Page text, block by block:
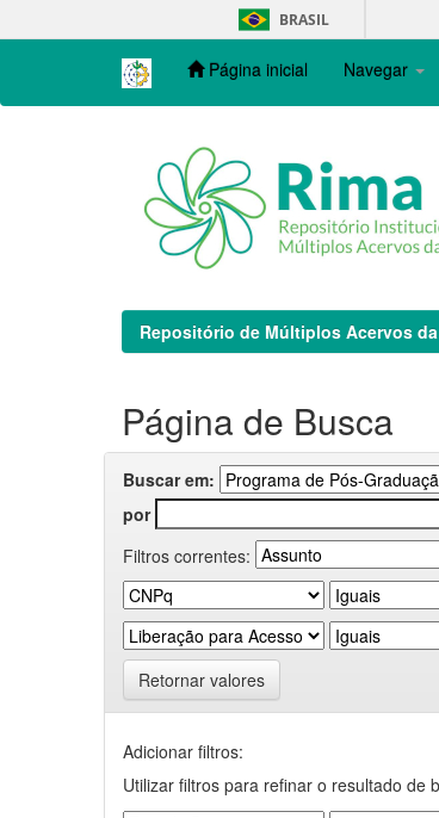
navigation
BRASIL
Página inicial Navegar
Repositório de Múltiplos Acervos da
Página de Busca
Buscar em:
por
Filtros correntes:
Retornar valores
Adicionar filtros:
Utilizar filtros para refinar o resultado de